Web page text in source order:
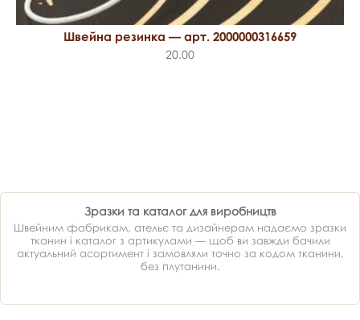
Швейна резинка — арт. 2000000316659
20.00
Зразки та каталог для виробництв
Швейним фабрикам, ательє та дизайнерам надаємо зразки
тканин і каталог з артикулами — щоб ви завжди бачили
актуальний асортимент і замовляли точно за кодом тканини,
без плутанини.